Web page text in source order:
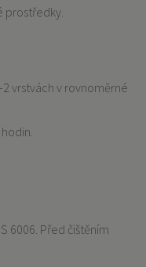
prostředky.
vrstvách v rovnoměrné
6006. Před čištěním